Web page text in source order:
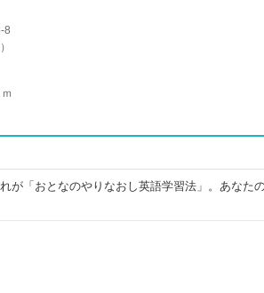
8
）
が「おとなのやりなおし英語学習法」。あなた